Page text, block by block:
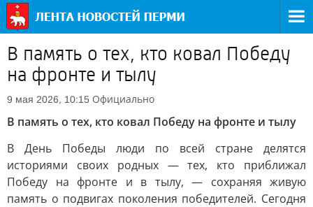
В память о тех, кто ковал Победу
на фронте и тылу
9 мая 2026, 10:15 Официально
В память о тех, кто ковал Победу на фронте и тылу
В День Победы люди по всей стране делятся
историями своих родных — тех, кто приближал
Победу на фронте и в тылу, — сохраняя живую
память о подвигах поколения победителей. Сегодня